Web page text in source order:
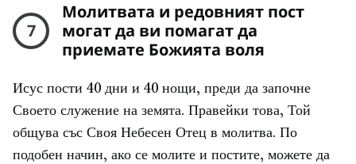
7
Молитвата и редовният пост
могат да ви помагат да
приемате Божията воля
Исус пости 40 дни и 40 нощи, преди да започне
Своето служение на земята. Правейки това, Той
общува със Своя Небесен Отец в молитва. По
подобен начин, ако се молите и постите, можете да